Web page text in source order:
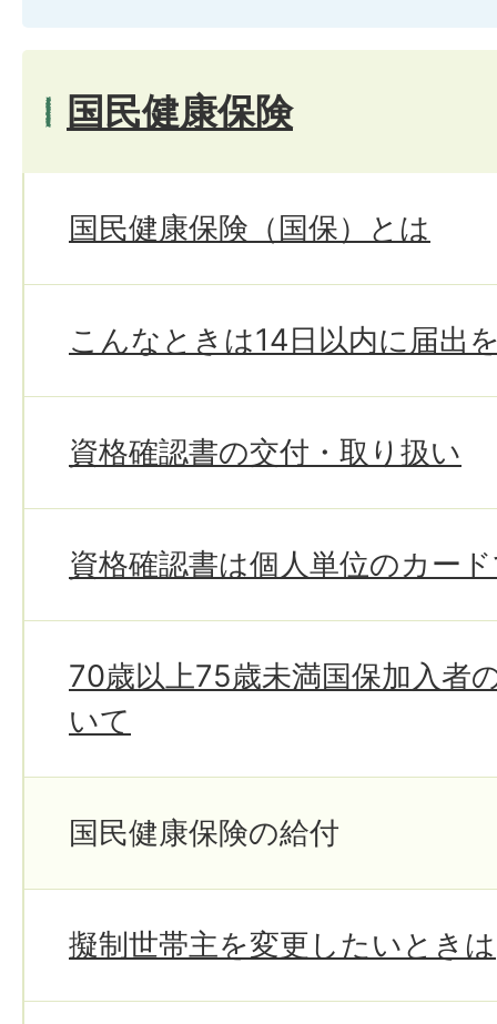
国民健康保険
国民健康保険（国保）とは
こんなときは14日以内に届出
資格確認書の交付・取り扱い
資格確認書は個人単位のカー
70歳以上75歳未満国保加入者
いて
国民健康保険の給付
擬制世帯主を変更したいときは